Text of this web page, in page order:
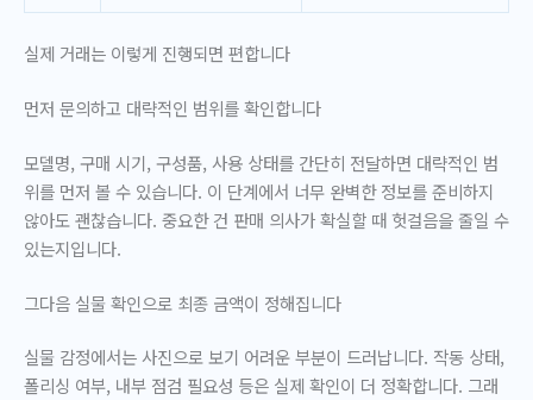
실제 거래는 이렇게 진행되면 편합니다
먼저 문의하고 대략적인 범위를 확인합니다
모델명, 구매 시기, 구성품, 사용 상태를 간단히 전달하면 대략적인 범
위를 먼저 볼 수 있습니다. 이 단계에서 너무 완벽한 정보를 준비하지
않아도 괜찮습니다. 중요한 건 판매 의사가 확실할 때 헛걸음을 줄일 수
있는지입니다.
그다음 실물 확인으로 최종 금액이 정해집니다
실물 감정에서는 사진으로 보기 어려운 부분이 드러납니다. 작동 상태,
폴리싱 여부, 내부 점검 필요성 등은 실제 확인이 더 정확합니다. 그래